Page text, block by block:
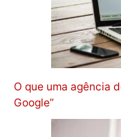
O que uma agência
Google”